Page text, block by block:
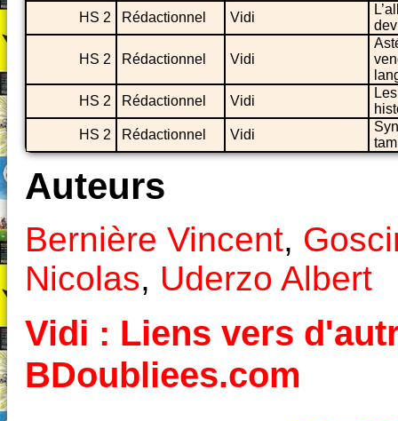
HS 2
Rédactionnel Vidi
HS 2 Rédactionnel Vidi
HS 2
Rédactionnel Vidi
HS 2
Rédactionnel Vidi
Auteurs
Bernière Vincent,
Nicolas, Uderzo Albert
Vidi : Liens vers
BDoubliees.com